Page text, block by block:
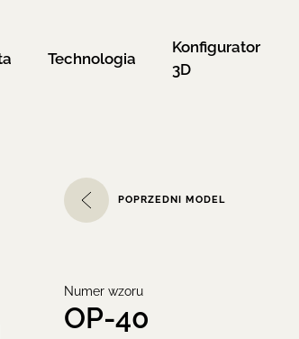
Technologia
Konfigurator
3D
POPRZEDNI MODEL
Numer wzoru
OP-40